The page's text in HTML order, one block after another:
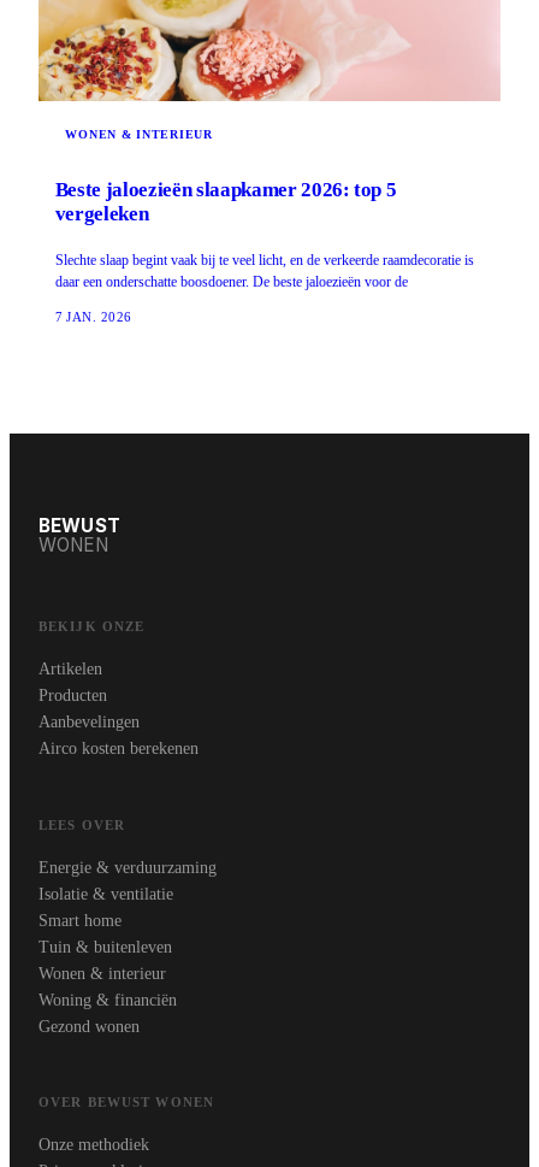
WONEN & INTERIEUR
Beste jaloezieën slaapkamer 2026: top 5
vergeleken
Slechte slaap begint vaak bij te veel licht, en de verkeerde raamdecoratie is
daar een onderschatte boosdoener. De beste jaloezieën voor de
7 JAN. 2026
BEWUST
WONEN
BEKIJK ONZE
Artikelen
Producten
Aanbevelingen
Airco kosten berekenen
LEES OVER
Energie & verduurzaming
Isolatie & ventilatie
Smart home
Tuin & buitenleven
Wonen & interieur
Woning & financiën
Gezond wonen
OVER BEWUST WONEN
Onze methodiek